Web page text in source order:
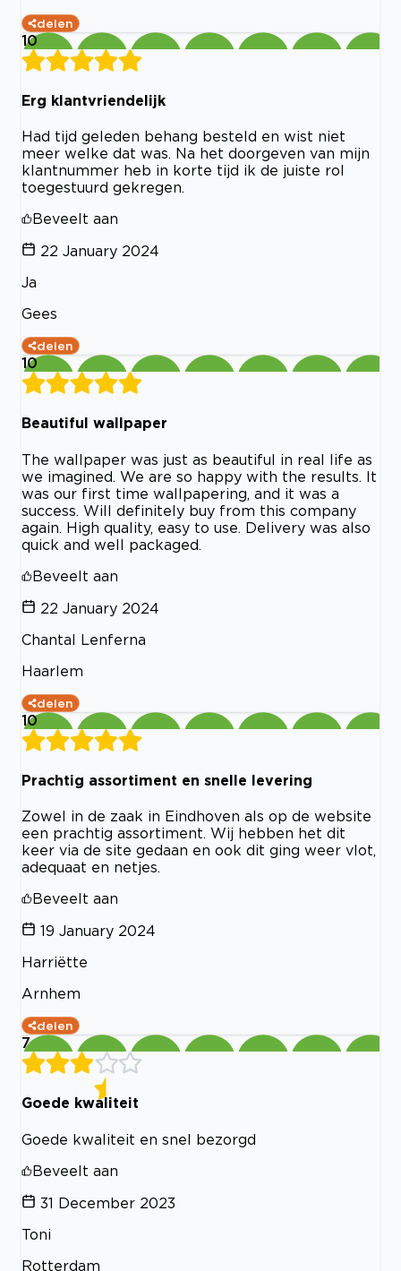
delen
10
Erg klantvriendelijk
Had tijd geleden behang besteld en wist niet
meer welke dat was. Na het doorgeven van mijn
klantnummer heb in korte tijd ik de juiste rol
toegestuurd gekregen.
Beveelt aan
22 January 2024
Ja
Gees
delen
10
Beautiful wallpaper
The wallpaper was just as beautiful in real life as
we imagined. We are so happy with the results. It
was our first time wallpapering, and it was a
success. Will definitely buy from this company
again. High quality, easy to use. Delivery was also
quick and well packaged.
Beveelt aan
22 January 2024
Chantal Lenferna
Haarlem
delen
10
Prachtig assortiment en snelle levering
Zowel in de zaak in Eindhoven als op de website
een prachtig assortiment. Wij hebben het dit
keer via de site gedaan en ook dit ging weer vlot,
adequaat en netjes.
Beveelt aan
19 January 2024
Harriëtte
Arnhem
delen
7
Goede kwaliteit
Goede kwaliteit en snel bezorgd
Beveelt aan
31 December 2023
Toni
Rotterdam